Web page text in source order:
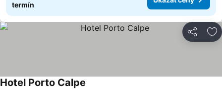
termín
Sdílet
Hotel Porto Calpe